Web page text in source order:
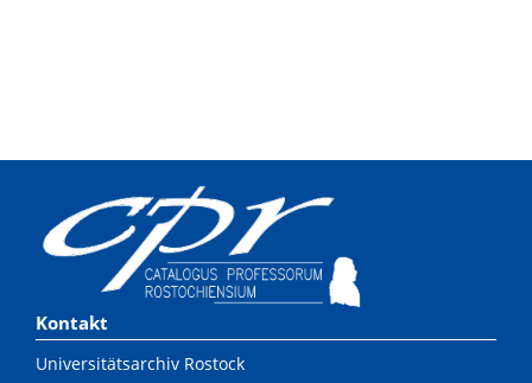
Kontakt
Universitätsarchiv Rostock